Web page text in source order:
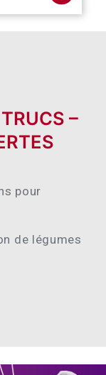
–
pour
de légumes